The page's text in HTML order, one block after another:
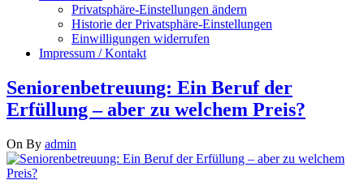
Privatsphäre-Einstellungen ändern
Historie der Privatsphäre-Einstellungen
Einwilligungen widerrufen
Impressum / Kontakt
Seniorenbetreuung: Ein Beruf der
Erfüllung – aber zu welchem Preis?
On By admin